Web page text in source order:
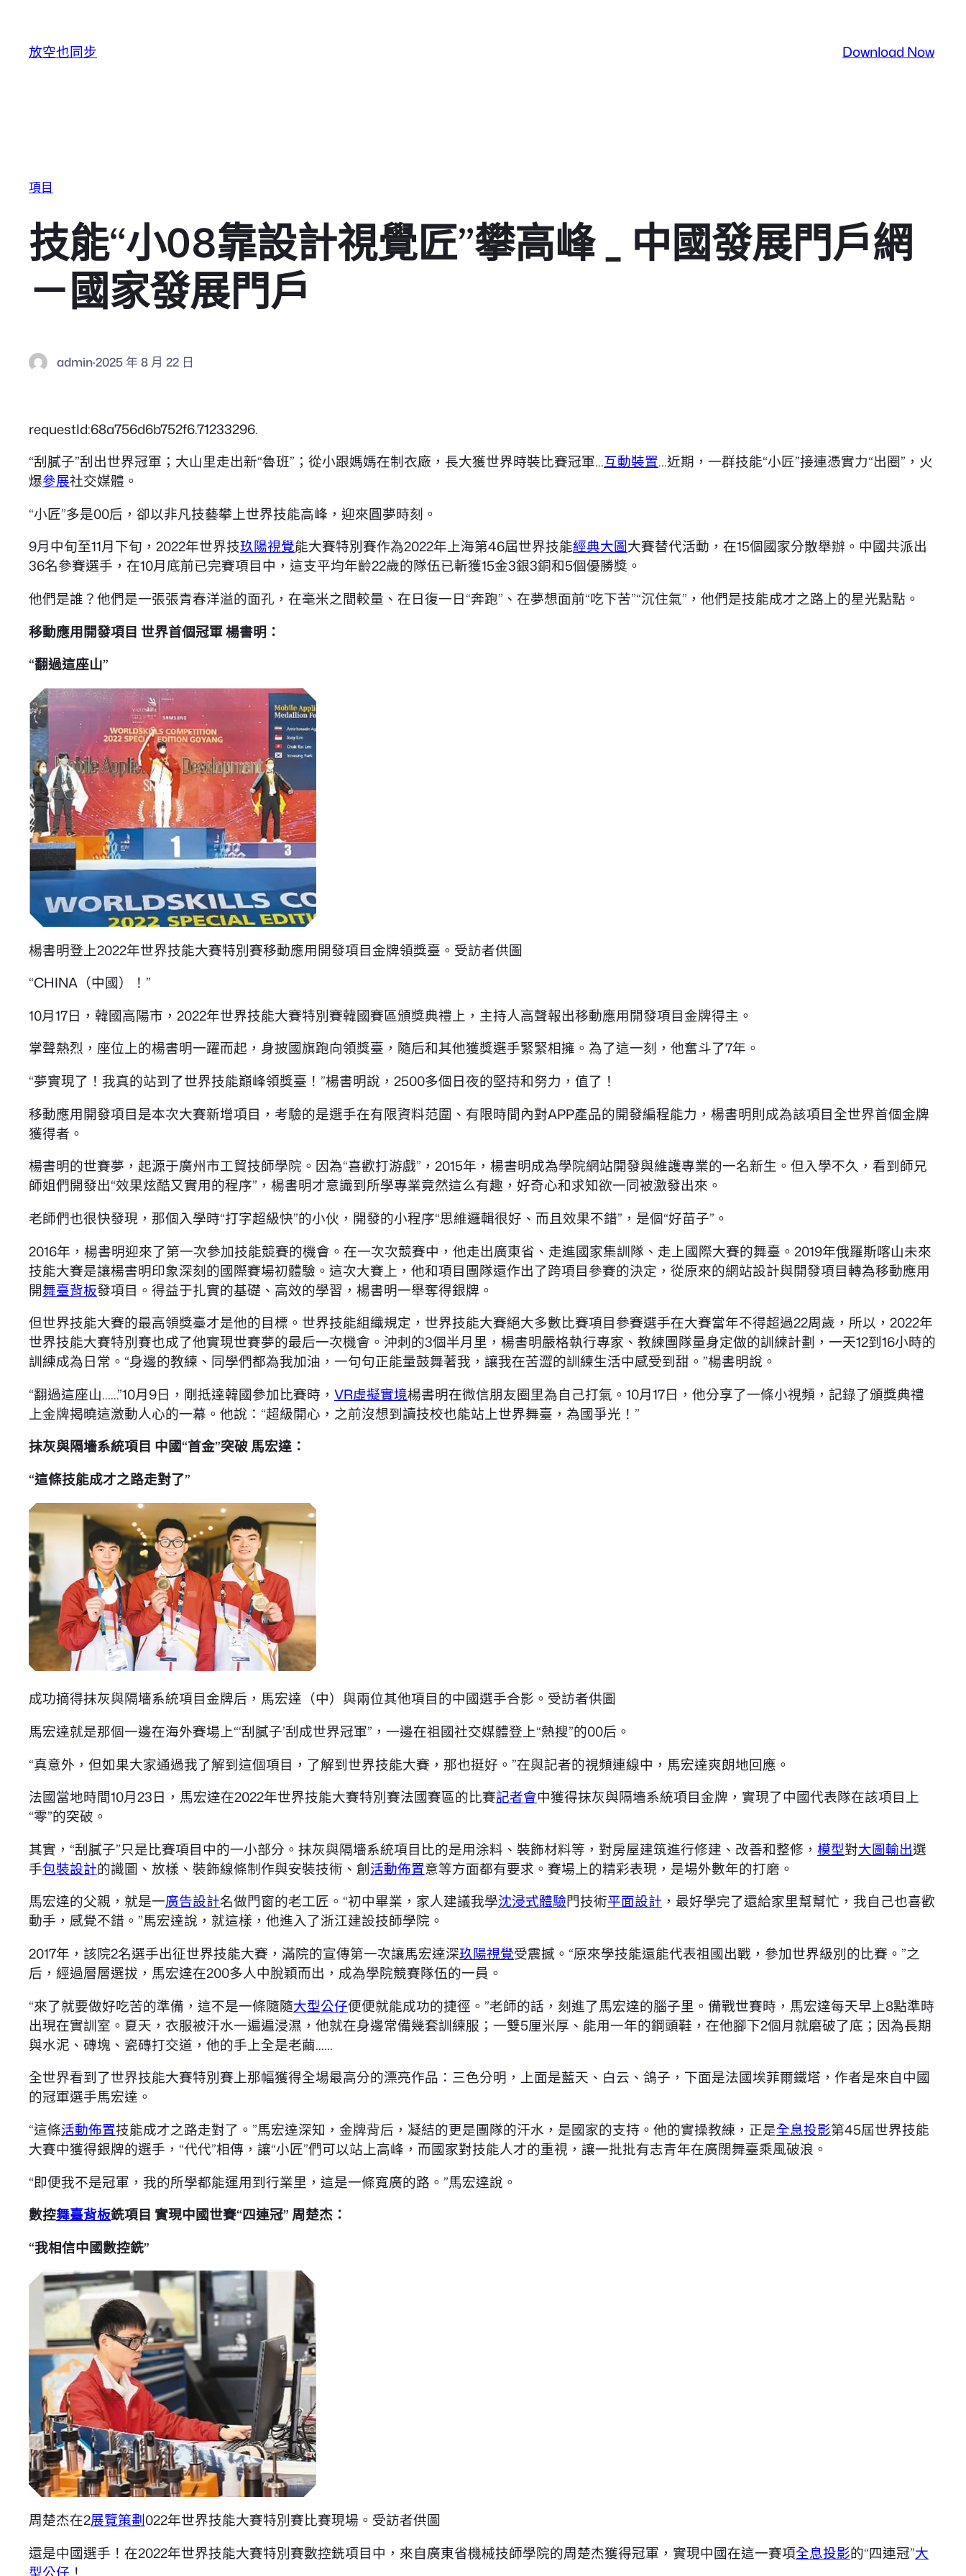
放空也同步 Download Now
項目
技能“小08靠設計視覺匠”攀高峰 _ 中國發展門戶網
－國家發展門戶
admin·2025 年 8 月 22 日
requestId:68a756d6b752f6.71233296.
“刮膩子”刮出世界冠軍；大山里走出新“魯班”；從小跟媽媽在制衣廠，長大獲世界時裝比賽冠軍…互動裝置…近期，一群技能“小匠”接連憑實力“出圈”，火
爆參展社交媒體。
“小匠”多是00后，卻以非凡技藝攀上世界技能高峰，迎來圓夢時刻。
9月中旬至11月下旬，2022年世界技玖陽視覺能大賽特別賽作為2022年上海第46屆世界技能經典大圖大賽替代活動，在15個國家分散舉辦。中國共派出
36名參賽選手，在10月底前已完賽項目中，這支平均年齡22歲的隊伍已斬獲15金3銀3銅和5個優勝獎。
他們是誰？他們是一張張青春洋溢的面孔，在毫米之間較量、在日復一日“奔跑”、在夢想面前“吃下苦”“沉住氣”，他們是技能成才之路上的星光點點。
移動應用開發項目 世界首個冠軍 楊書明：
“翻過這座山”
楊書明登上2022年世界技能大賽特別賽移動應用開發項目金牌領獎臺。受訪者供圖
“CHINA（中國）！”
10月17日，韓國高陽市，2022年世界技能大賽特別賽韓國賽區頒獎典禮上，主持人高聲報出移動應用開發項目金牌得主。
掌聲熱烈，座位上的楊書明一躍而起，身披國旗跑向領獎臺，隨后和其他獲獎選手緊緊相擁。為了這一刻，他奮斗了7年。
“夢實現了！我真的站到了世界技能巔峰領獎臺！”楊書明說，2500多個日夜的堅持和努力，值了！
移動應用開發項目是本次大賽新增項目，考驗的是選手在有限資料范圍、有限時間內對APP產品的開發編程能力，楊書明則成為該項目全世界首個金牌
獲得者。
楊書明的世賽夢，起源于廣州市工貿技師學院。因為“喜歡打游戲”，2015年，楊書明成為學院網站開發與維護專業的一名新生。但入學不久，看到師兄
師姐們開發出“效果炫酷又實用的程序”，楊書明才意識到所學專業竟然這么有趣，好奇心和求知欲一同被激發出來。
老師們也很快發現，那個入學時“打字超級快”的小伙，開發的小程序“思維邏輯很好、而且效果不錯”，是個“好苗子”。
2016年，楊書明迎來了第一次參加技能競賽的機會。在一次次競賽中，他走出廣東省、走進國家集訓隊、走上國際大賽的舞臺。2019年俄羅斯喀山未來
技能大賽是讓楊書明印象深刻的國際賽場初體驗。這次大賽上，他和項目團隊還作出了跨項目參賽的決定，從原來的網站設計與開發項目轉為移動應用
開舞臺背板發項目。得益于扎實的基礎、高效的學習，楊書明一舉奪得銀牌。
但世界技能大賽的最高領獎臺才是他的目標。世界技能組織規定，世界技能大賽絕大多數比賽項目參賽選手在大賽當年不得超過22周歲，所以，2022年
世界技能大賽特別賽也成了他實現世賽夢的最后一次機會。沖刺的3個半月里，楊書明嚴格執行專家、教練團隊量身定做的訓練計劃，一天12到16小時的
訓練成為日常。“身邊的教練、同學們都為我加油，一句句正能量鼓舞著我，讓我在苦澀的訓練生活中感受到甜。”楊書明說。
“翻過這座山……”10月9日，剛抵達韓國參加比賽時， VR虛擬實境楊書明在微信朋友圈里為自己打氣。10月17日，他分享了一條小視頻，記錄了頒獎典禮
上金牌揭曉這激動人心的一幕。他說：“超級開心，之前沒想到讀技校也能站上世界舞臺，為國爭光！”
抹灰與隔墻系統項目 中國“首金”突破 馬宏達：
“這條技能成才之路走對了”
成功摘得抹灰與隔墻系統項目金牌后，馬宏達（中）與兩位其他項目的中國選手合影。受訪者供圖
馬宏達就是那個一邊在海外賽場上“‘刮膩子’刮成世界冠軍”，一邊在祖國社交媒體登上“熱搜”的00后。
“真意外，但如果大家通過我了解到這個項目，了解到世界技能大賽，那也挺好。”在與記者的視頻連線中，馬宏達爽朗地回應。
法國當地時間10月23日，馬宏達在2022年世界技能大賽特別賽法國賽區的比賽記者會中獲得抹灰與隔墻系統項目金牌，實現了中國代表隊在該項目上
“零”的突破。
其實，“刮膩子”只是比賽項目中的一小部分。抹灰與隔墻系統項目比的是用涂料、裝飾材料等，對房屋建筑進行修建、改善和整修， 模型對大圖輸出選
手包裝設計的識圖、放樣、裝飾線條制作與安裝技術、創活動佈置意等方面都有要求。賽場上的精彩表現，是場外數年的打磨。
馬宏達的父親，就是一廣告設計名做門窗的老工匠。“初中畢業，家人建議我學沈浸式體驗門技術平面設計 ，最好學完了還給家里幫幫忙，我自己也喜歡
動手，感覺不錯。”馬宏達說，就這樣，他進入了浙江建設技師學院。
2017年，該院2名選手出征世界技能大賽，滿院的宣傳第一次讓馬宏達深玖陽視覺受震撼。“原來學技能還能代表祖國出戰，參加世界級別的比賽。”之
后，經過層層選拔，馬宏達在200多人中脫穎而出，成為學院競賽隊伍的一員。
“來了就要做好吃苦的準備，這不是一條隨隨大型公仔便便就能成功的捷徑。”老師的話，刻進了馬宏達的腦子里。備戰世賽時，馬宏達每天早上8點準時
出現在實訓室。夏天，衣服被汗水一遍遍浸濕，他就在身邊常備幾套訓練服；一雙5厘米厚、能用一年的鋼頭鞋，在他腳下2個月就磨破了底；因為長期
與水泥、磚塊、瓷磚打交道，他的手上全是老繭……
全世界看到了世界技能大賽特別賽上那幅獲得全場最高分的漂亮作品：三色分明，上面是藍天、白云、鴿子，下面是法國埃菲爾鐵塔，作者是來自中國
的冠軍選手馬宏達。
“這條活動佈置技能成才之路走對了。”馬宏達深知，金牌背后，凝結的更是團隊的汗水，是國家的支持。他的實操教練，正是全息投影第45屆世界技能
大賽中獲得銀牌的選手，“代代”相傳，讓“小匠”們可以站上高峰，而國家對技能人才的重視，讓一批批有志青年在廣闊舞臺乘風破浪。
“即便我不是冠軍，我的所學都能運用到行業里，這是一條寬廣的路。”馬宏達說。
數控舞臺背板銑項目 實現中國世賽“四連冠” 周楚杰：
“我相信中國數控銑”
周楚杰在2展覽策劃022年世界技能大賽特別賽比賽現場。受訪者供圖
還是中國選手！在2022年世界技能大賽特別賽數控銑項目中，來自廣東省機械技師學院的周楚杰獲得冠軍，實現中國在這一賽項全息投影的“四連冠”大
型公仔 ！